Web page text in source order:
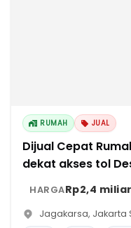
RUMAH JUAL
Dijual Cepat
dekat akses tol
HARGARp2,4 miliar
Jagakarsa, Jakarta